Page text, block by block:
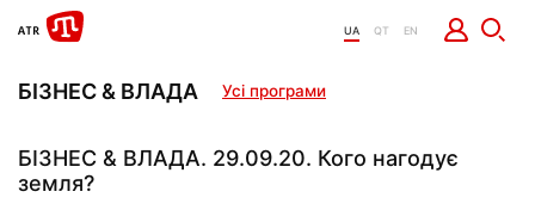
UA QT EN
БІЗНЕС & ВЛАДА Усі програми
БІЗНЕС & ВЛАДА. 29.09.20. Кого нагодує
земля?